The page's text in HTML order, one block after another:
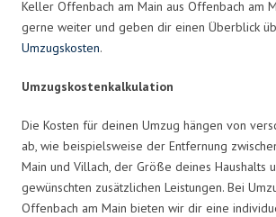
Keller Offenbach am Main aus Offenbach am
gerne weiter und geben dir einen Überblick
Umzugskosten.
Umzugskostenkalkulation
Die Kosten für deinen Umzug hängen von
ab, wie beispielsweise der Entfernung
Main und Villach, der Größe deines Haushalts
gewünschten zusätzlichen Leistungen. Bei
Offenbach am Main bieten wir dir eine